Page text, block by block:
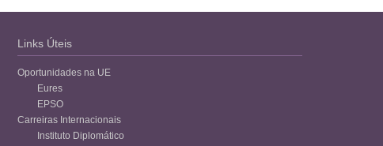
Links Úteis
Oportunidades na UE
Eures
EPSO
Carreiras Internacionais
Instituto Diplomático